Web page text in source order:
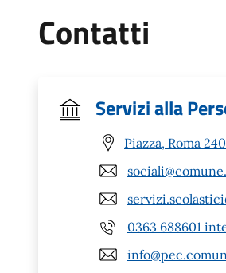
Contatti
Servizi alla
Piazza, Roma
0363 688601